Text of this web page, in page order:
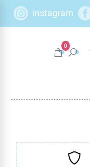
instagram
0